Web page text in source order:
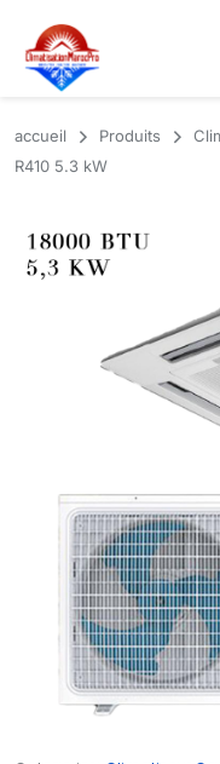
accueil Produits
R410 5.3 kW